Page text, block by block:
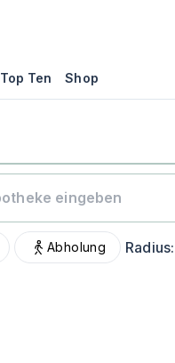
Top Ten Shop
Abholung Radius: